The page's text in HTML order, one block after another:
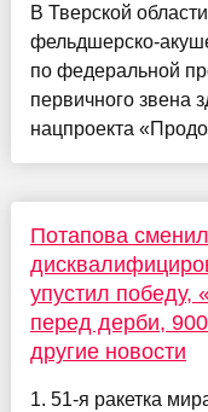
В Тверской
фельдшерско-
по федеральной
первичного звена
нацпроекта
Потапова
упустил
перед дерби,
другие новости
1. 51-я ракетка